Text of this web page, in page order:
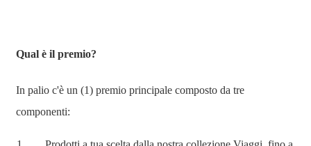
Qual è il premio?
In palio c'è un (1) premio principale composto da tre
componenti: